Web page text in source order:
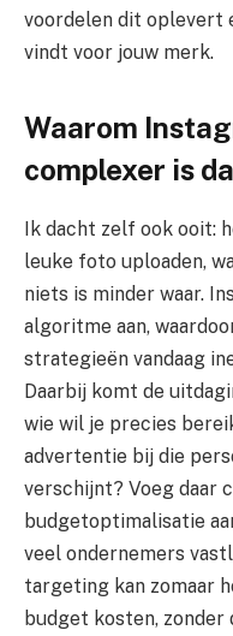
voordelen dit oplevert
vindt voor jouw merk.
Waarom
complexer is
Ik dacht zelf ook ooit:
leuke foto uploaden,
niets is minder waar.
algoritme aan,
strategieën vandaag
Daarbij komt de
wie wil je precies
advertentie bij die
verschijnt? Voeg daar
budgetoptimalisatie
veel ondernemers
targeting kan zomaar
budget kosten, zonder